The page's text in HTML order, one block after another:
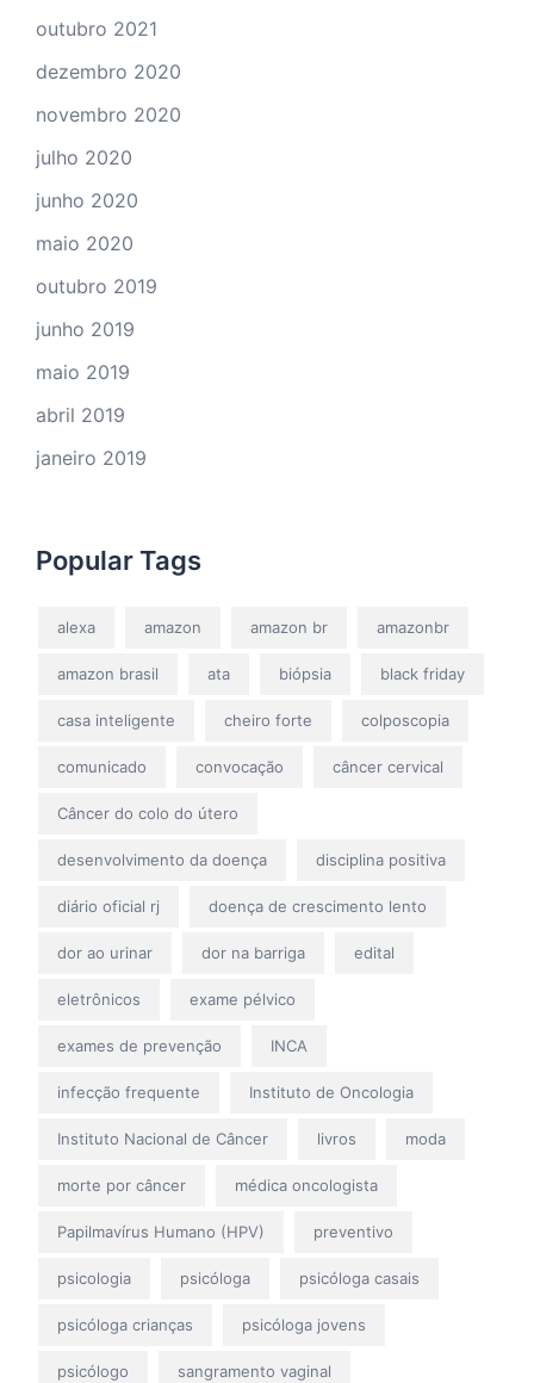
outubro 2021
dezembro 2020
novembro 2020
julho 2020
junho 2020
maio 2020
outubro 2019
junho 2019
maio 2019
abril 2019
janeiro 2019
Popular Tags
alexa amazon amazon br amazonbr
amazon brasil ata biópsia black friday
casa inteligente cheiro forte colposcopia
comunicado convocação câncer cervical
Câncer do colo do útero
desenvolvimento da doença disciplina positiva
diário oficial rj doença de crescimento lento
dor ao urinar dor na barriga edital
eletrônicos exame pélvico
exames de prevenção INCA
infecção frequente Instituto de Oncologia
Instituto Nacional de Câncer livros moda
morte por câncer médica oncologista
Papilmavírus Humano (HPV) preventivo
psicologia psicóloga psicóloga casais
psicóloga crianças psicóloga jovens
psicólogo sangramento vaginal